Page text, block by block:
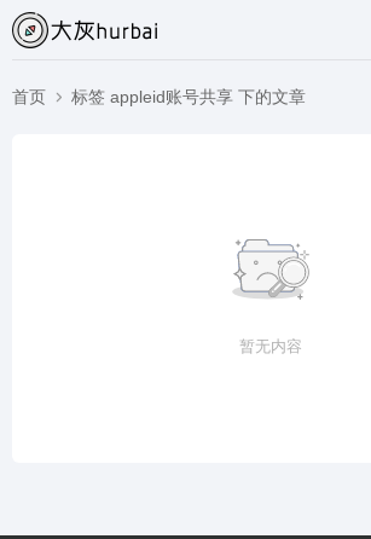
首页 标签 appleid账号共享 下的文章
暂无内容